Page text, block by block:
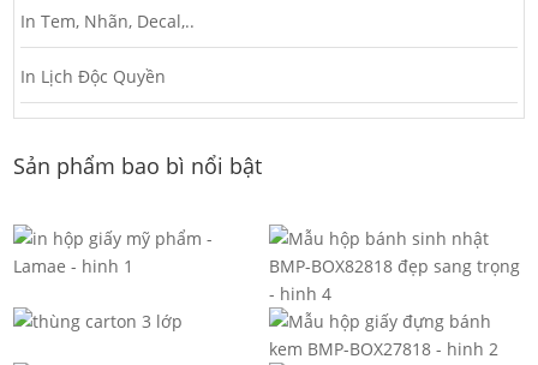
In Tem, Nhãn, Decal,..
In Lịch Độc Quyền
Sản phẩm bao bì nổi bật